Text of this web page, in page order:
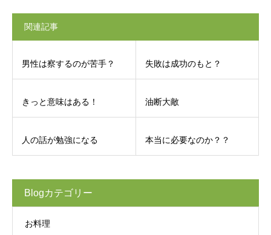
関連記事
男性は察するのが苦手？ 失敗は成功のもと？
きっと意味はある！ 油断大敵
人の話が勉強になる 本当に必要なのか？？
Blogカテゴリー
お料理